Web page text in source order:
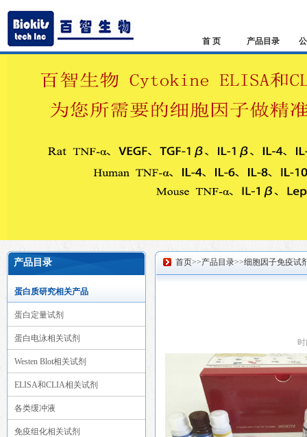
首 页 产品目录
产品目录
蛋白质研究相关产品
蛋白定量试剂
蛋白电泳相关试剂
Westen Blot相关试剂
ELISA和CLIA相关试剂
各类缓冲液
免疫组化相关试剂
首页>>产品目录>>细胞因子免疫试